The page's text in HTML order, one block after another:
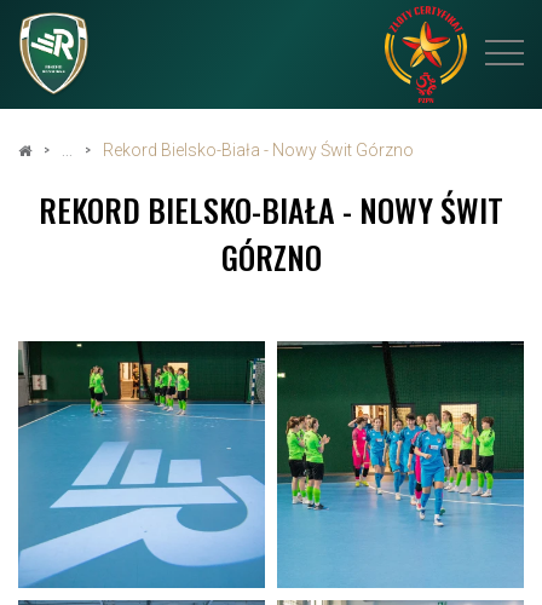
Rekord Bielsko-Biała - Nowy Świt Górzno
REKORD BIELSKO-BIAŁA - NOWY ŚWIT
GÓRZNO